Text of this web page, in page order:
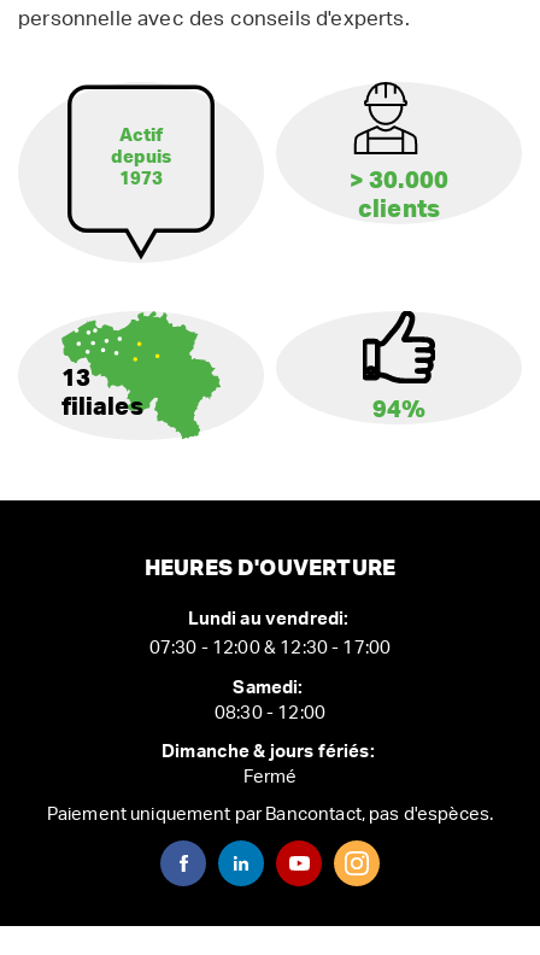
personnelle avec des conseils d'experts.
Actif
depuis
1973
> 30.000
clients
13
filiales
94%
HEURES D'OUVERTURE
Lundi au vendredi:
07:30 - 12:00 & 12:30 - 17:00
Samedi:
08:30 - 12:00
Dimanche & jours fériés:
Fermé
Paiement uniquement par Bancontact, pas d'espèces.